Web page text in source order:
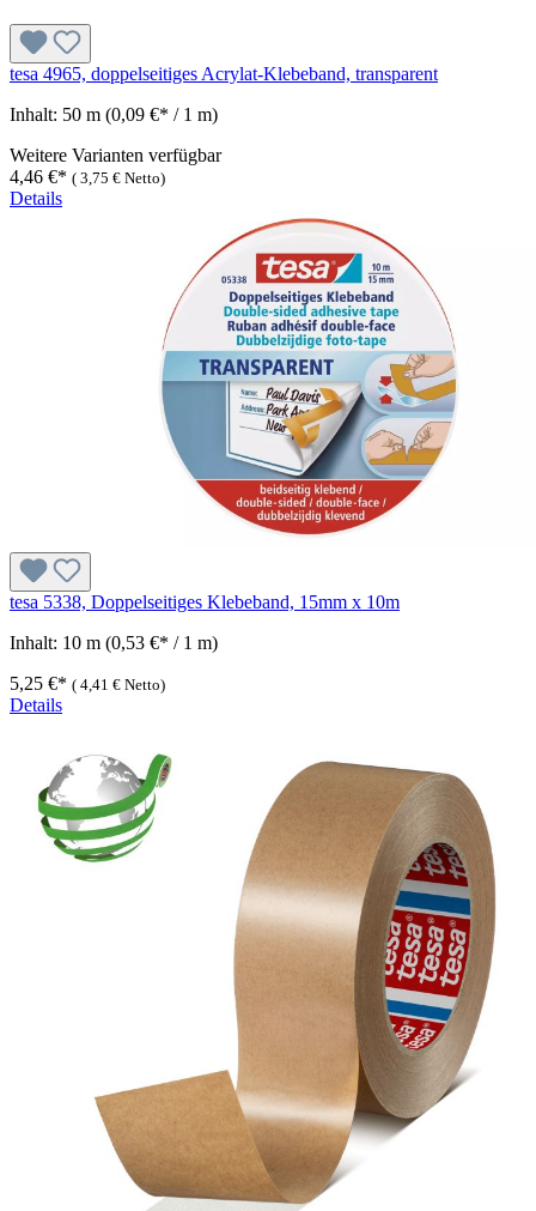
tesa 4965, doppelseitiges Acrylat-Klebeband, transparent
Inhalt: 50 m (0,09 €* / 1 m)
Weitere Varianten verfügbar
4,46 €* ( 3,75 € Netto)
Details
tesa 5338, Doppelseitiges Klebeband, 15mm x 10m
Inhalt: 10 m (0,53 €* / 1 m)
5,25 €* ( 4,41 € Netto)
Details